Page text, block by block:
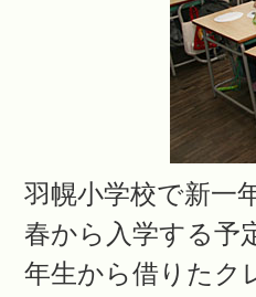
羽幌小学校で新一
春から入学する予
年生から借りたク